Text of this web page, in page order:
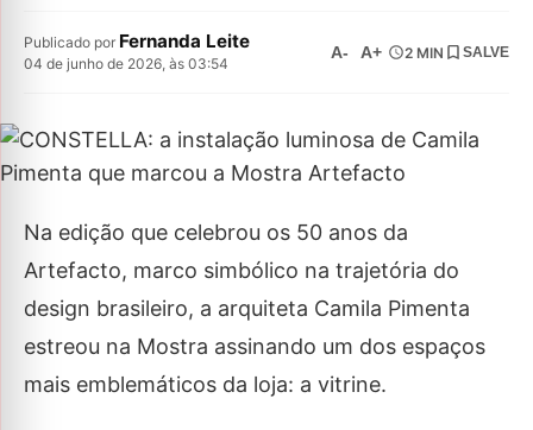
Publicado por Fernanda Leite
04 de junho de 2026, às 03:54
A- A+ 2 MIN SALVE
Na edição que celebrou os 50 anos da
Artefacto, marco simbólico na trajetória do
design brasileiro, a arquiteta Camila Pimenta
estreou na Mostra assinando um dos espaços
mais emblemáticos da loja: a vitrine.